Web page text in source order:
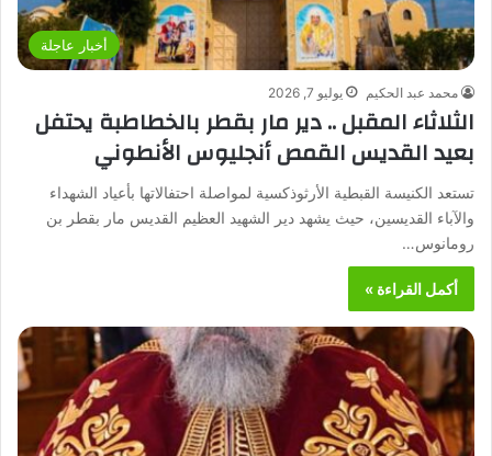
أخبار عاجلة
محمد عبد الحكيم يوليو 7, 2026
الثلاثاء المقبل .. دير مار بقطر بالخطاطبة يحتفل
بعيد القديس القمص أنجليوس الأنطوني
تستعد الكنيسة القبطية الأرثوذكسية لمواصلة احتفالاتها بأعياد الشهداء
والآباء القديسين، حيث يشهد دير الشهيد العظيم القديس مار بقطر بن
رومانوس…
أكمل القراءة »